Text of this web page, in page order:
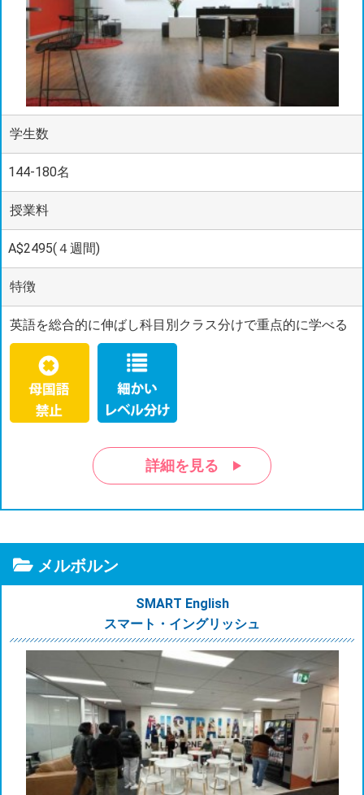
学生数
144-180名
授業料
A$2495(４週間)
特徴
英語を総合的に伸ばし科目別クラス分けで重点的に学べる
詳細を見る
メルボルン
SMART English
スマート・イングリッシュ